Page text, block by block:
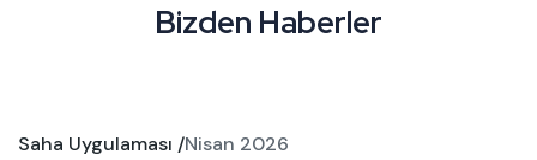
Bizden Haberler
Saha Uygulaması /Nisan 2026